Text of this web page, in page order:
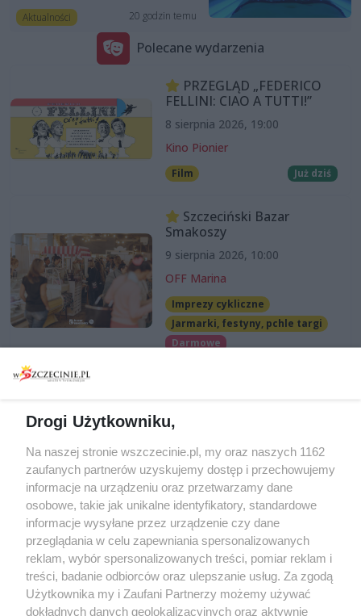
Aktualności 20 godzin temu
Polecane wydarzenia
PRZEGLĄD „FEDERICO
FELLINI: CIAO A TUTTI!”
8 sierpnia 2026, 19:00
Kino Pionier
Film Już dziś
Szczeciński Bazar
Smakoszy
9 sierpnia 2026, 10:00
OFF Marina
Imprezy cykliczne
Jarmarki, festyny, pchle targi
Darmowe
Artykuły
Wiadomości
Szczecin w budowie
Szczecińscy pionierzy
Miejsca
Kluby i dyskoteki
Puby i kawiarnie
Restauracje
Drogi Użytkowniku,
Na naszej stronie wszczecinie.pl, my oraz naszych 1162
zaufanych partnerów uzyskujemy dostęp i przechowujemy
informacje na urządzeniu oraz przetwarzamy dane
osobowe, takie jak unikalne identyfikatory, standardowe
informacje wysyłane przez urządzenie czy dane
przeglądania w celu zapewniania spersonalizowanych
reklam, wybór spersonalizowanych treści, pomiar reklam i
treści, badanie odbiorców oraz ulepszanie usług. Za zgodą
Użytkownika my i Zaufani Partnerzy możemy używać
dokładnych danych geolokalizacyjnych oraz aktywnie